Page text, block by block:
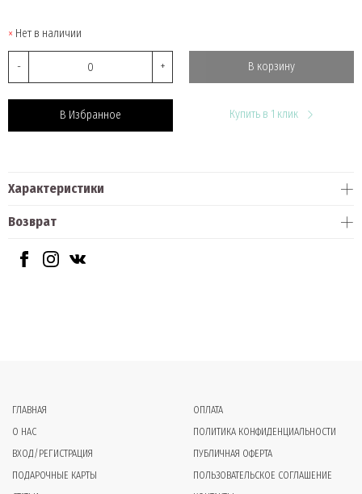
Нет в наличии
- + В корзину
В Избранное Купить в 1 клик
Характеристики
Возврат
ГЛАВНАЯ
О НАС
ВХОД/РЕГИСТРАЦИЯ
ПОДАРОЧНЫЕ КАРТЫ
ОПЛАТА
ПОЛИТИКА КОНФИДЕНЦИАЛЬНОСТИ
ПУБЛИЧНАЯ ОФЕРТА
ПОЛЬЗОВАТЕЛЬСКОЕ СОГЛАШЕНИЕ